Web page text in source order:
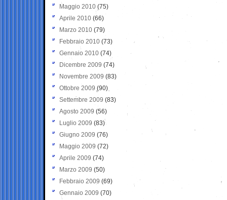
Maggio 2010 (75)
Aprile 2010 (66)
Marzo 2010 (79)
Febbraio 2010 (73)
Gennaio 2010 (74)
Dicembre 2009 (74)
Novembre 2009 (83)
Ottobre 2009 (90)
Settembre 2009 (83)
Agosto 2009 (56)
Luglio 2009 (83)
Giugno 2009 (76)
Maggio 2009 (72)
Aprile 2009 (74)
Marzo 2009 (50)
Febbraio 2009 (69)
Gennaio 2009 (70)